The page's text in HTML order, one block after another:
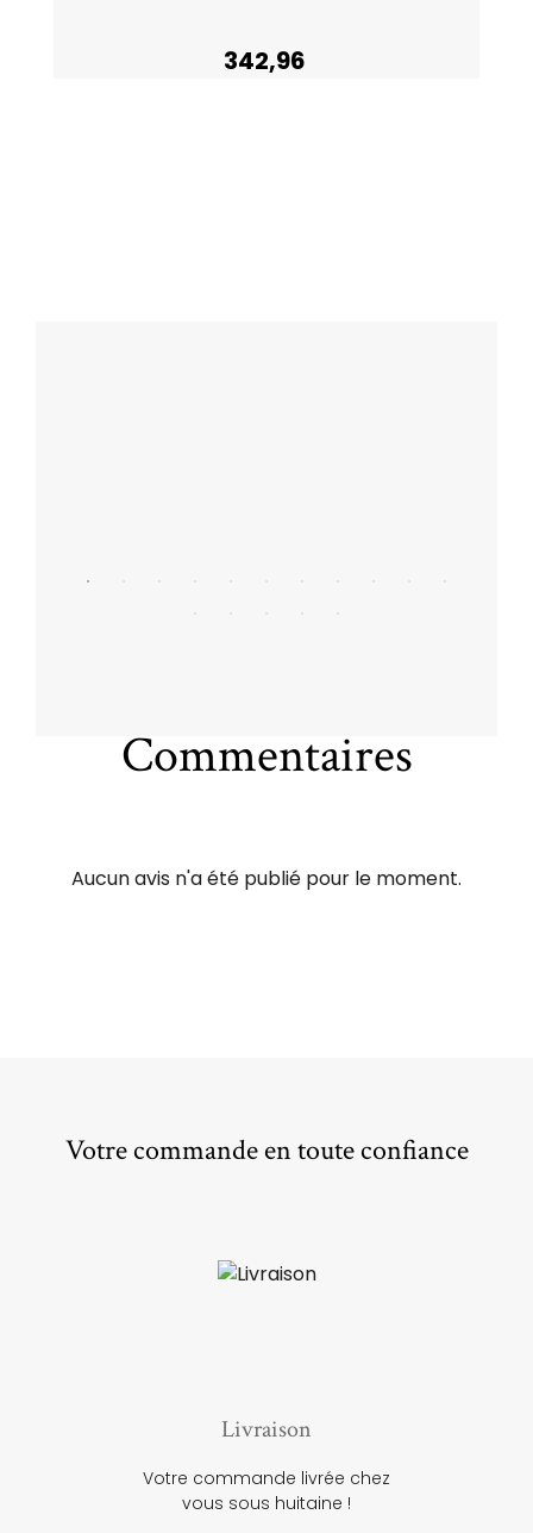
342,96
Commentaires
Aucun avis n'a été publié pour le moment.
Votre commande en toute confiance
Livraison
Votre commande livrée chez
vous sous huitaine !